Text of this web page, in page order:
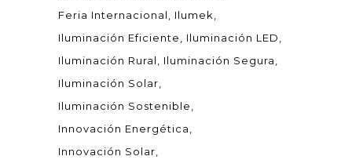
Feria Internacional
Ilumek
Iluminación Eficiente
Iluminación LED
Iluminación Rural
Iluminación Segura
Iluminación Solar
Iluminación Sostenible
Innovación Energética
Innovación Solar